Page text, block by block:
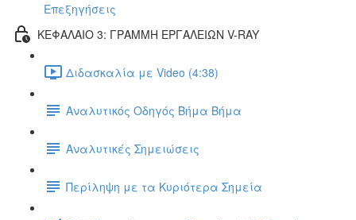
Επεξηγήσεις
ΚΕΦΑΛΑΙΟ 3: ΓΡΑΜΜΗ ΕΡΓΑΛΕΙΩΝ V-RAY
Διδασκαλία με Video (4:38)
Αναλυτικός Οδηγός Βήμα Βήμα
Αναλυτικές Σημειώσεις
Περίληψη με τα Κυριότερα Σημεία